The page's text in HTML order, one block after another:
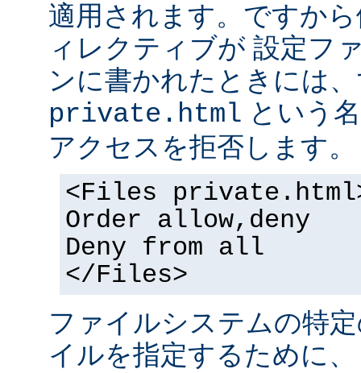
適用されます。ですか
ィレクティブが 設定フ
ンに書かれたときには
private.html という
アクセスを拒否します。
<Files
Order allow,deny
Deny from all
</Files>
ファイルシステムの特
イルを指定するために